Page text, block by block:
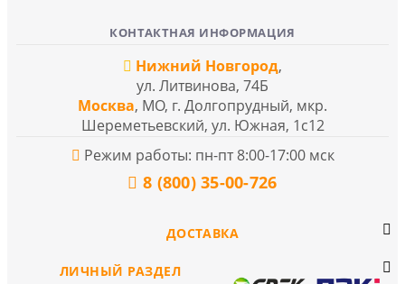
КОНТАКТНАЯ ИНФОРМАЦИЯ
Нижний Новгород,
ул. Литвинова, 74Б
Москва, МО, г. Долгопрудный, мкр.
Шереметьевский, ул. Южная, 1с12
Режим работы: пн-пт 8:00-17:00 мск
8 (800) 35-00-726
ДОСТАВКА
ЛИЧНЫЙ РАЗДЕЛ